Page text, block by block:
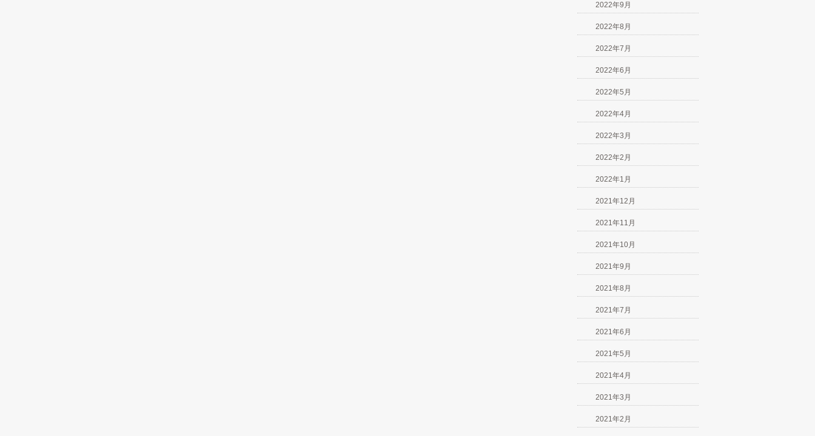
2022年9月
2022年8月
2022年7月
2022年6月
2022年5月
2022年4月
2022年3月
2022年2月
2022年1月
2021年12月
2021年11月
2021年10月
2021年9月
2021年8月
2021年7月
2021年6月
2021年5月
2021年4月
2021年3月
2021年2月